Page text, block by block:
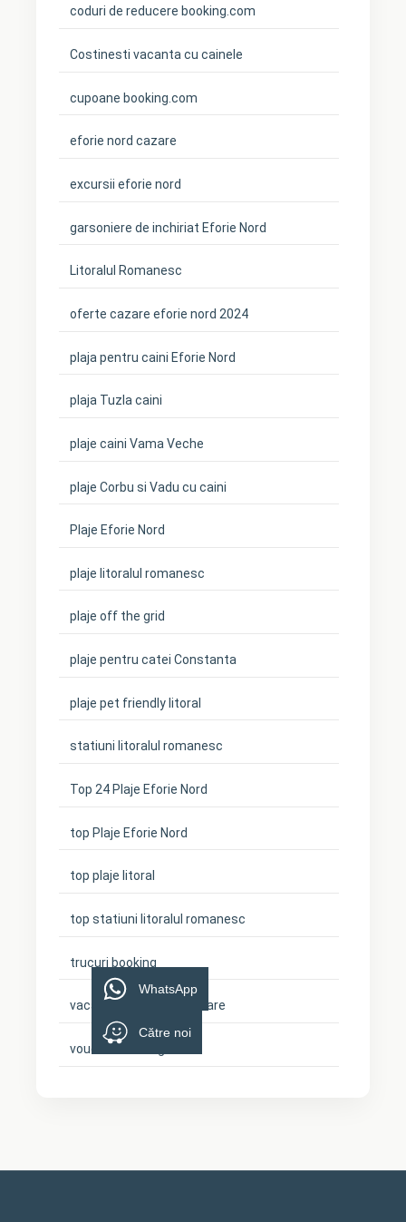
coduri de reducere booking.com
Costinesti vacanta cu cainele
cupoane booking.com
eforie nord cazare
excursii eforie nord
garsoniere de inchiriat Eforie Nord
Litoralul Romanesc
oferte cazare eforie nord 2024
plaja pentru caini Eforie Nord
plaja Tuzla caini
plaje caini Vama Veche
plaje Corbu si Vadu cu caini
Plaje Eforie Nord
plaje litoralul romanesc
plaje off the grid
plaje pentru catei Constanta
plaje pet friendly litoral
statiuni litoralul romanesc
Top 24 Plaje Eforie Nord
top Plaje Eforie Nord
top plaje litoral
top statiuni litoralul romanesc
trucuri booking
vacanta cu cainele la mare
voucher booking
WhatsApp
Către noi